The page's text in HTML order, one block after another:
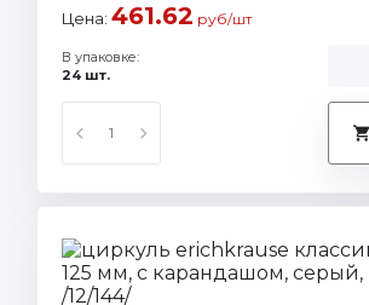
Цена: 461.62 руб/шт
В упаковке:
24 шт.